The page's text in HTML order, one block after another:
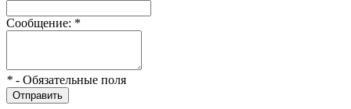
Сообщение: *
* - Обязательные поля
Отправить